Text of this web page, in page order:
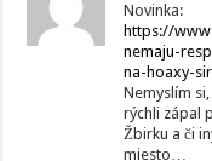
Novinka:
https://
nemaju-
na-hoaxy-
Nemyslím
rýchli zápal
Žbirku a či
miesto…